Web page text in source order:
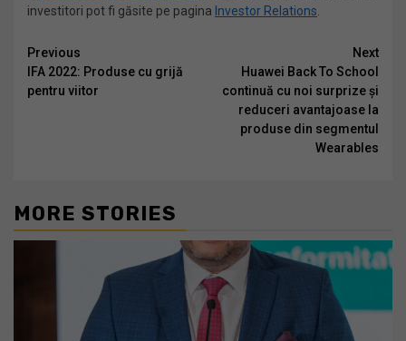
investitori pot fi găsite pe pagina Investor Relations
Continue
Reading
Previous
IFA 2022: Produse cu grijă
pentru viitor
Next
Huawei Back To School
continuă cu noi surprize și
reduceri avantajoase la
produse din segmentul
Wearables
MORE STORIES